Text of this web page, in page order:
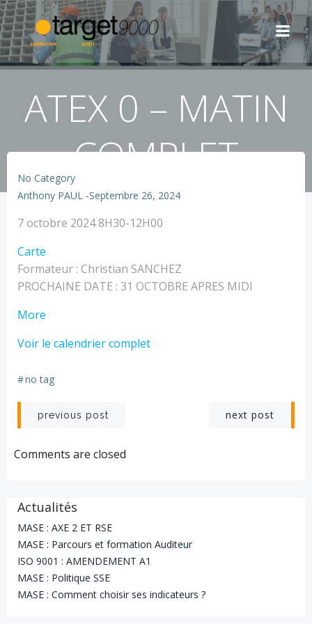
Aller
au
contenu
ATEX 0 – MATIN
COMPLET
No Category
Anthony PAUL -Septembre 26, 2024
ATEX
-
MATIN
COMPLET
7 octobre 2024 8H30-12H00
Carte
-
Nîmes
Formateur : Christian SANCHEZ
PROCHAINE DATE : 31 OCTOBRE APRES MIDI
More
0
MATIN
Voir le calendrier complet
#no tag
Navigation
de
previous post
Navigation
next post
Comments are closed
Actualités
MASE : AXE 2 ET RSE
MASE : Parcours et formation Auditeur
ISO 9001 : AMENDEMENT A1
MASE : Politique SSE
MASE : Comment choisir ses indicateurs ?